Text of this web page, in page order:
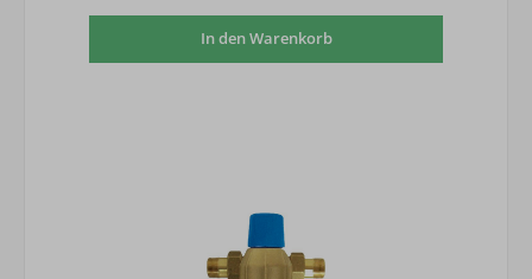
In den Warenkorb